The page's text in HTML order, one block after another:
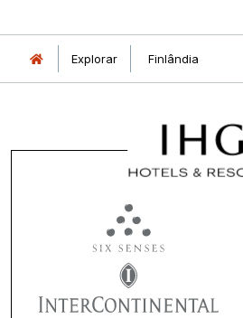
Explorar Finlândia